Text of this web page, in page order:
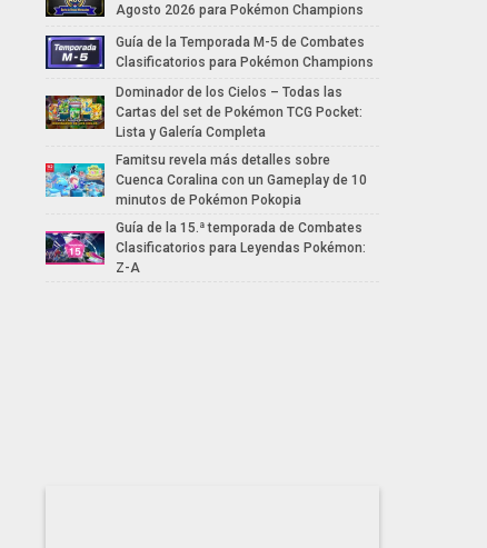
Agosto 2026 para Pokémon Champions
Guía de la Temporada M-5 de Combates
Clasificatorios para Pokémon Champions
Dominador de los Cielos – Todas las
Cartas del set de Pokémon TCG Pocket:
Lista y Galería Completa
Famitsu revela más detalles sobre
Cuenca Coralina con un Gameplay de 10
minutos de Pokémon Pokopia
Guía de la 15.ª temporada de Combates
Clasificatorios para Leyendas Pokémon:
Z-A